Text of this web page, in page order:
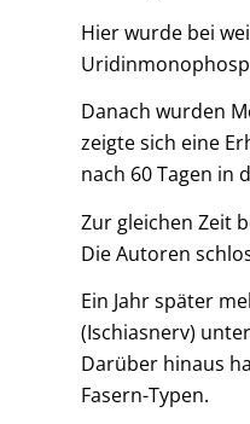
Hier wurde bei
Danach wurden
zeigte sich eine
nach 60 Tagen
Zur gleichen Zeit
Die Autoren
Ein Jahr später
(Ischiasnerv)
Darüber hinaus
Fasern-Typen.